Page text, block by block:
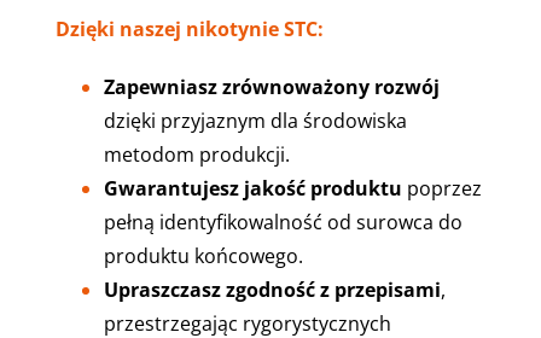
Dzięki naszej nikotynie STC:
Zapewniasz zrównoważony rozwój
dzięki przyjaznym dla środowiska
metodom produkcji.
Gwarantujesz jakość produktu poprzez
pełną identyfikowalność od surowca do
produktu końcowego.
Upraszczasz zgodność z przepisami,
przestrzegając rygorystycznych